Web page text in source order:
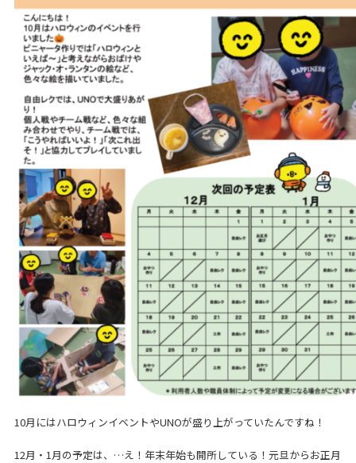
10月にはハロウィンイベントやUNOが盛り上がっていたんですね！
12月・1月の予定は、…え！年末年始も開所している！元旦からお正月